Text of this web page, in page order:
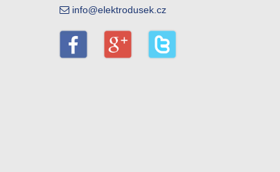
info@elektrodusek.cz